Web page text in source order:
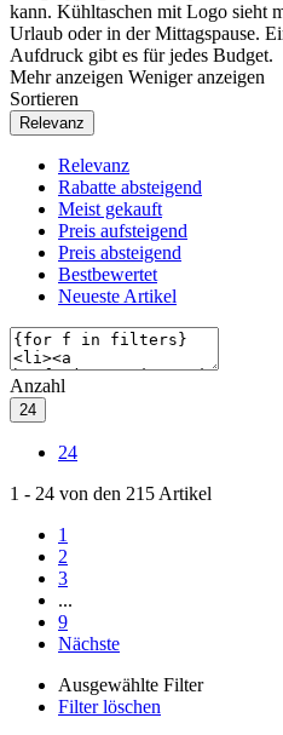
kann. Kühltaschen mit Logo sieht
Urlaub oder in der Mittagspause.
Aufdruck gibt es für jedes Budget.
Mehr anzeigen Weniger anzeigen
Sortieren
Relevanz
Relevanz
Rabatte absteigend
Meist gekauft
Preis aufsteigend
Preis absteigend
Bestbewertet
Neueste Artikel
Anzahl
24
24
1 - 24 von den 215 Artikel
1
2
3
...
9
Nächste
Ausgewählte Filter
Filter löschen